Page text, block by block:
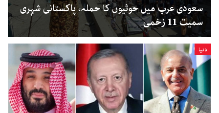
سعودی عرب میں حوثیوں کا حملہ، پاکستانی شہری
سمیت 11 زخمی
دنیا